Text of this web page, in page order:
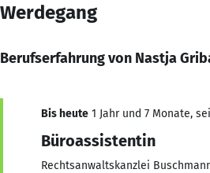
Werdegang
Berufserfahrung von Nastja
Bis heute 1 Jahr und 7 Monate,
Büroassistentin
Rechtsanwaltskanzlei